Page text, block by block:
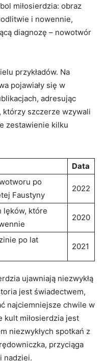
miłosierdzia: obraz
i nowennie,
diagnozę – nowotwór
przykładów. Na
pojawiały się w
adresując
którzy szczerze wzywali
zestawienie kilku
Data
po
Faustyny
2022
lęków, które⁢
2020
po lat
2021
ujawniają ⁢niezwykłą
jest świadectwem,
najciemniejsze ‌chwile w
kult‍ miłosierdzia jest
niezwykłych spotkań z
przyciąga
nadziei.